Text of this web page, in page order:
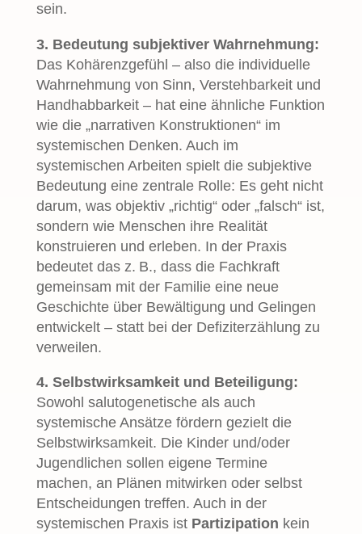
sein.
3. Bedeutung subjektiver Wahrnehmung:
Das Kohärenzgefühl – also die individuelle
Wahrnehmung von Sinn, Verstehbarkeit und
Handhabbarkeit – hat eine ähnliche Funktion
wie die „narrativen Konstruktionen“ im
systemischen Denken. Auch im
systemischen Arbeiten spielt die subjektive
Bedeutung eine zentrale Rolle: Es geht nicht
darum, was objektiv „richtig“ oder „falsch“ ist,
sondern wie Menschen ihre Realität
konstruieren und erleben. In der Praxis
bedeutet das z. B., dass die Fachkraft
gemeinsam mit der Familie eine neue
Geschichte über Bewältigung und Gelingen
entwickelt – statt bei der Defiziterzählung zu
verweilen.
4. Selbstwirksamkeit und Beteiligung:
Sowohl salutogenetische als auch
systemische Ansätze fördern gezielt die
Selbstwirksamkeit. Die Kinder und/oder
Jugendlichen sollen eigene Termine
machen, an Plänen mitwirken oder selbst
Entscheidungen treffen. Auch in der
systemischen Praxis ist Partizipation kein